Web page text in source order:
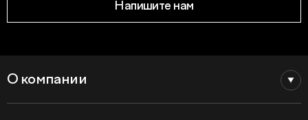
Напишите нам
О компании